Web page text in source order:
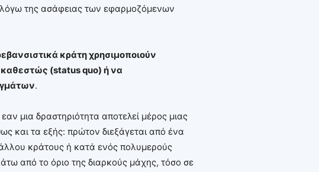
λόγω της ασάφειας των εφαρμοζόμενων
κράτη χρησιμοποιούν
καθεστώς (statusquo) ή να
.
μια δραστηριότητα αποτελεί μέρος μιας
και τα εξής: πρώτον διεξάγεται από ένα
κράτους ή κατά ενός πολυμερούς
από το όριο της διαρκούς μάχης, τόσο σε